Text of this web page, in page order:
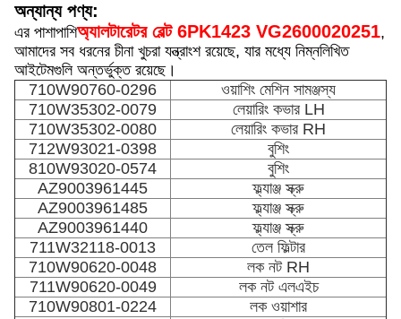
অন্যান্য পণ্য:
এর পাশাপাশিঅ্যালটারেটর বেল্ট 6PK1423 VG2600020251,
আমাদের সব ধরনের চীনা খুচরা যন্ত্রাংশ রয়েছে, যার মধ্যে নিম্নলিখিত
আইটেমগুলি অন্তর্ভুক্ত রয়েছে।
710W90760-0296
ওয়াশিং মেশিন সামঞ্জস্য
710W35302-0079
লেয়ারিং কভার LH
710W35302-0080
লেয়ারিং কভার RH
712W93021-0398
বুশিং
810W93020-0574
বুশিং
AZ9003961445
ফ্ল্যাঞ্জ স্ক্রু
AZ9003961485
ফ্ল্যাঞ্জ স্ক্রু
AZ9003961440
ফ্ল্যাঞ্জ স্ক্রু
711W32118-0013
তেল ফিল্টার
710W90620-0048
লক নট RH
711W90620-0049
লক নট এলএইচ
710W90801-0224
লক ওয়াশার